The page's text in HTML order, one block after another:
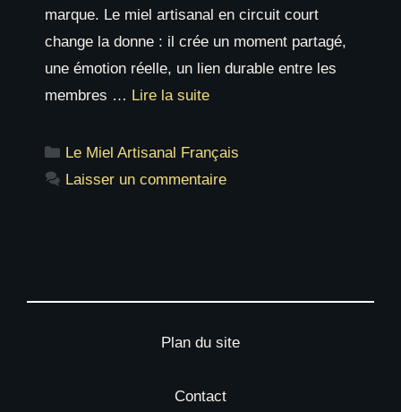
marque. Le miel artisanal en circuit court
change la donne : il crée un moment partagé,
une émotion réelle, un lien durable entre les
membres … Lire la suite
Catégories
Le Miel Artisanal Français
Laisser un commentaire
Plan du site
Contact